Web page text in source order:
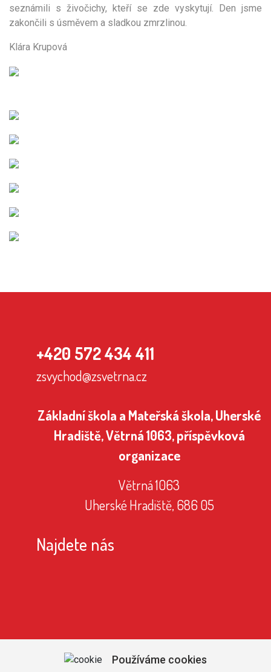
seznámili s živočichy, kteří se zde vyskytují. Den jsme
zakončili s úsměvem a sladkou zmrzlinou.
Klára Krupová
+420 572 434 411
zsvychod@zsvetrna.cz
Základní škola a Mateřská škola, Uherské
Hradiště, Větrná 1063, příspěvková
organizace
Větrná 1063
Uherské Hradiště, 686 05
Najdete nás
Používáme cookies